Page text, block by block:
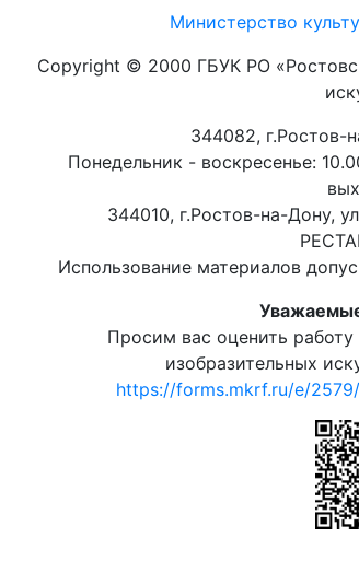
Министерство
Copyright © 2000 ГБУК РО
344082, г.Ростов-
Понедельник - воскресенье:
344010, г.Ростов-на-Дону,
Использование материалов
Просим вас оценить работу
изобразительных
https://forms.mkrf.ru/e/2579/